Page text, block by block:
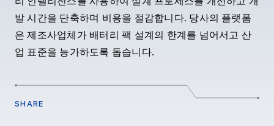
발 시간을 단축하며 비용을 절감합니다. 당사의 플랫폼
은 제조사업체가 배터리 팩 설계의 한계를 넘어서고 산
업 표준을 능가하도록 돕습니다.
SHARE